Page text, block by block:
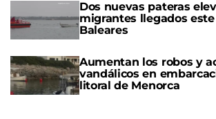
Dos nuevas pateras
migrantes llegados
Baleares
Aumentan los robos y
vandálicos en
litoral de Menorca